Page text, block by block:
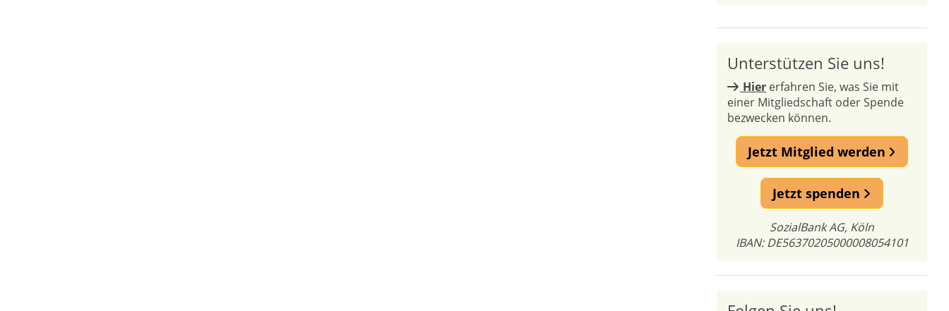
Unterstützen Sie uns!
Hier erfahren Sie, was Sie mit
einer Mitgliedschaft oder Spende
bezwecken können.
Jetzt Mitglied werden
Jetzt spenden
SozialBank AG, Köln
IBAN: DE56370205000008054101